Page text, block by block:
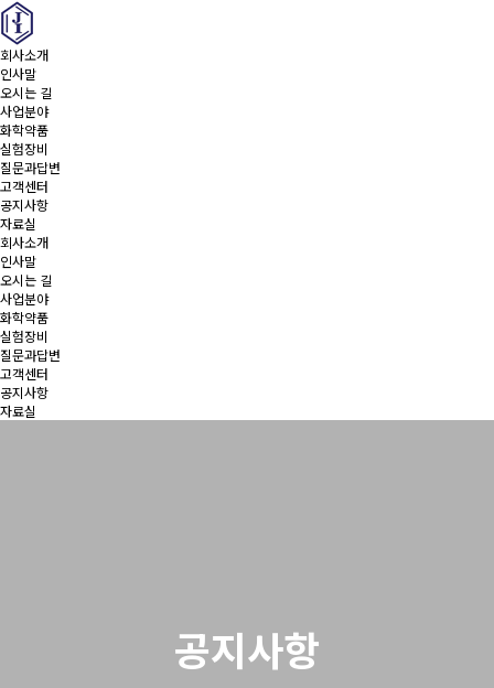
회사소개
인사말
오시는 길
사업분야
화학약품
실험장비
질문과답변
고객센터
공지사항
자료실
회사소개
인사말
오시는 길
사업분야
화학약품
실험장비
질문과답변
고객센터
공지사항
자료실
공지사항